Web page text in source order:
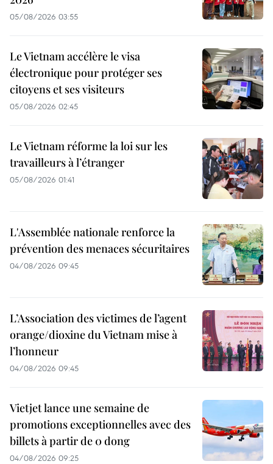
05/08/2026 03:55
Le Vietnam accélère le visa
électronique pour protéger ses
citoyens et ses visiteurs
05/08/2026 02:45
Le Vietnam réforme la loi sur les
travailleurs à l’étranger
05/08/2026 01:41
L'Assemblée nationale renforce la
prévention des menaces sécuritaires
04/08/2026 09:45
L’Association des victimes de l’agent
orange/dioxine du Vietnam mise à
l’honneur
04/08/2026 09:45
Vietjet lance une semaine de
promotions exceptionnelles avec des
billets à partir de 0 dong
04/08/2026 09:25